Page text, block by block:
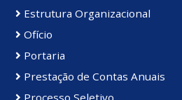
Estrutura Organizacional
Ofício
Portaria
Prestação de Contas Anuais
Processo Seletivo